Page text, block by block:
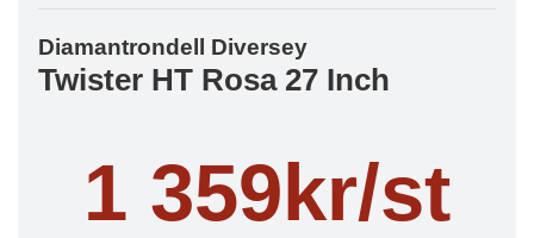
Diamantrondell Diversey
Twister HT Rosa 27 Inch
1 359kr/st